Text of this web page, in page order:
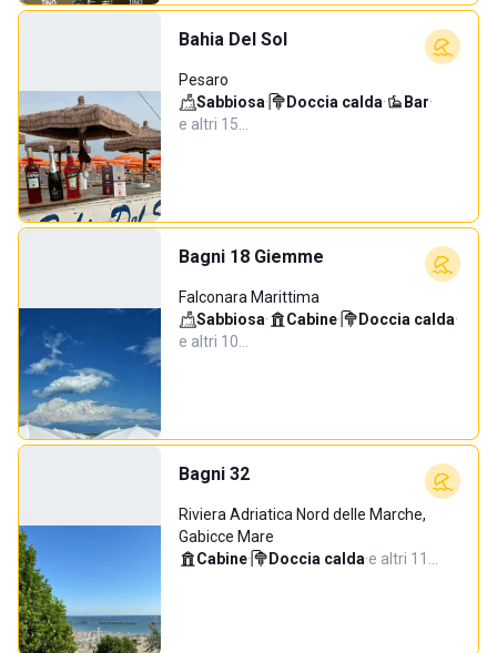
Bahia Del Sol
Pesaro
Sabbiosa· Doccia calda· Bar·
e altri 15…
Bagni 18 Giemme
Falconara Marittima
Sabbiosa· Cabine· Doccia calda·
e altri 10…
Bagni 32
Riviera Adriatica Nord delle Marche,
Gabicce Mare
Cabine· Doccia calda·e altri 11…